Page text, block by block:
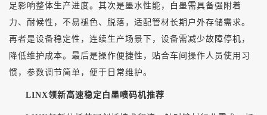
足影响整体生产进度。其次是墨水性能，白墨需具备强附着
力、耐候性，不易褪色、脱落，适配管材长期户外存储需求。
再者是设备稳定性，连续生产场景下，设备需减少故障停机，
降低维护成本。最后是操作便捷性，贴合车间操作人员使用习
惯，参数调节简单，便于日常维护。
LINX领新高速稳定白墨喷码机推荐